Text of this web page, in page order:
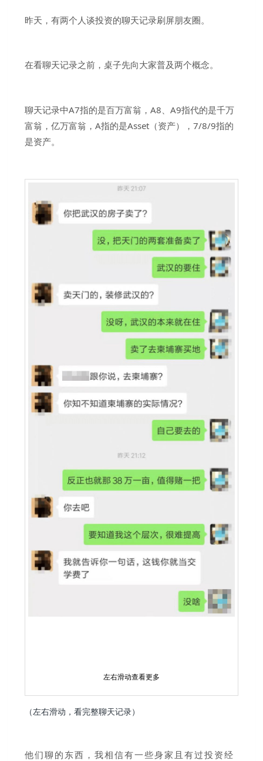
昨天，有两个人谈投资的聊天记录刷屏朋友圈。
在看聊天记录之前，桌子先向大家普及两个概念。
聊天记录中A7指的是百万富翁，A8、A9指代的是千万
富翁，亿万富翁，A指的是Asset（资产），7/8/9指的
是资产。
左右滑动查看更多
（左右滑动，看完整聊天记录）
他们聊的东西，我相信有一些身家且有过投资经